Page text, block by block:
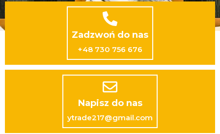
Zadzwoń do nas
+48 730 756 676
Napisz do nas
ytrade217@gmail.com